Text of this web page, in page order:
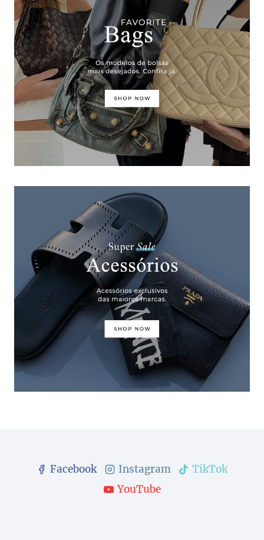
Facebook Instagram
TikTok
YouTube